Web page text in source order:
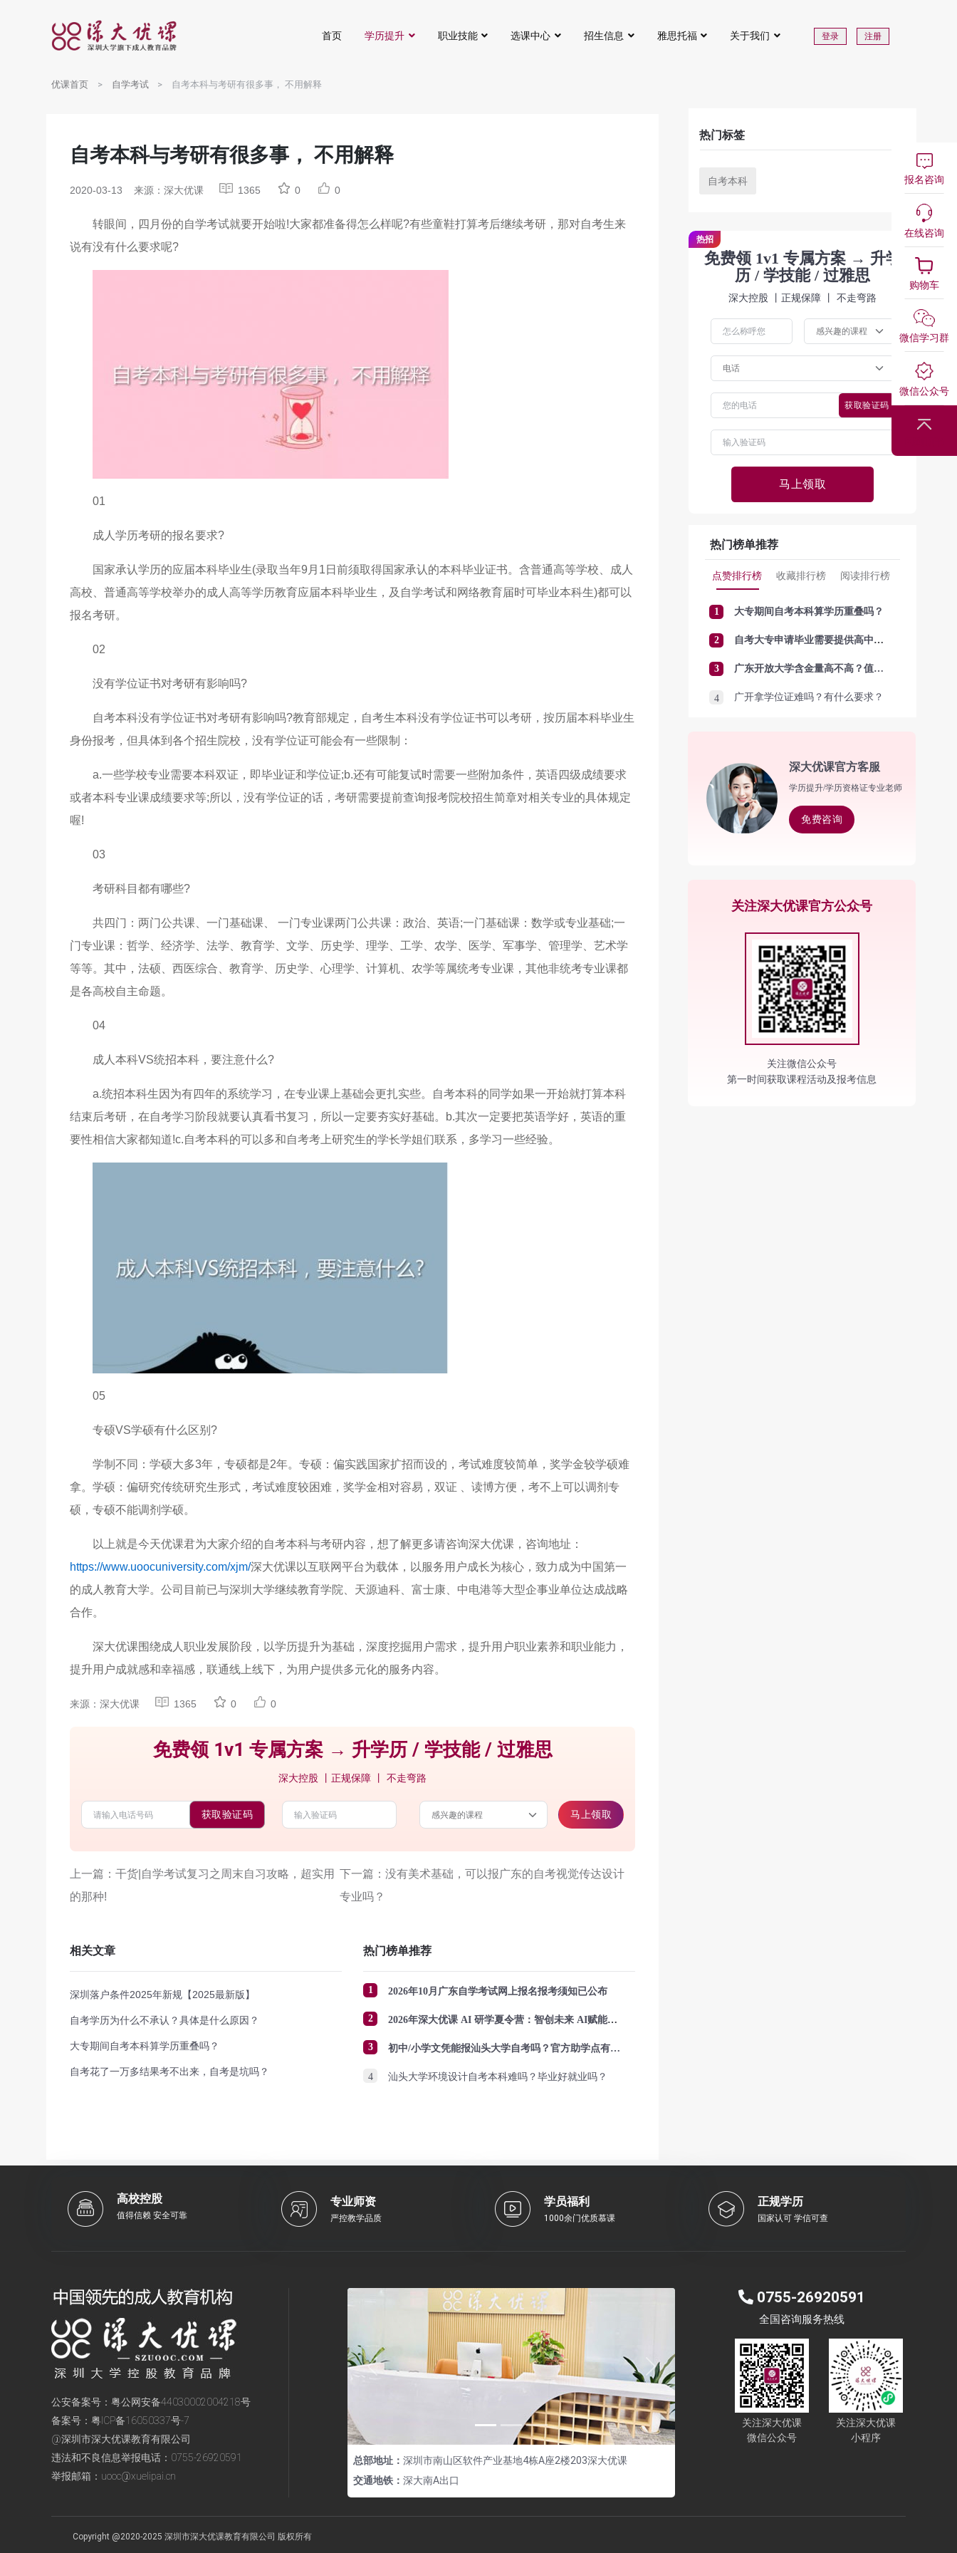
首页 学历提升 职业技能 选课中心 招生信息 雅思托福 关于我们 登录 注册
优课首页 自学考试 自考本科与考研有很多事， 不用解释
自考本科与考研有很多事， 不用解释
2020-03-13 来源：深大优课 1365 0 0
转眼间，四月份的自学考试就要开始啦!大家都准备得怎么样呢?有些童鞋打算考后继续考研，那对自考生来
说有没有什么要求呢?
01
成人学历考研的报名要求?
国家承认学历的应届本科毕业生(录取当年9月1日前须取得国家承认的本科毕业证书。含普通高等学校、成人
高校、普通高等学校举办的成人高等学历教育应届本科毕业生，及自学考试和网络教育届时可毕业本科生)都可以
报名考研。
02
没有学位证书对考研有影响吗?
自考本科没有学位证书对考研有影响吗?教育部规定，自考生本科没有学位证书可以考研，按历届本科毕业生
身份报考，但具体到各个招生院校，没有学位证可能会有一些限制：
a.一些学校专业需要本科双证，即毕业证和学位证;b.还有可能复试时需要一些附加条件，英语四级成绩要求
或者本科专业课成绩要求等;所以，没有学位证的话，考研需要提前查询报考院校招生简章对相关专业的具体规定
喔!
03
考研科目都有哪些?
共四门：两门公共课、一门基础课、 一门专业课两门公共课：政治、英语;一门基础课：数学或专业基础;一
门专业课：哲学、经济学、法学、教育学、文学、历史学、理学、工学、农学、医学、军事学、管理学、艺术学
等等。其中，法硕、西医综合、教育学、历史学、心理学、计算机、农学等属统考专业课，其他非统考专业课都
是各高校自主命题。
04
成人本科VS统招本科，要注意什么?
a.统招本科生因为有四年的系统学习，在专业课上基础会更扎实些。自考本科的同学如果一开始就打算本科
结束后考研，在自考学习阶段就要认真看书复习，所以一定要夯实好基础。b.其次一定要把英语学好，英语的重
要性相信大家都知道!c.自考本科的可以多和自考考上研究生的学长学姐们联系，多学习一些经验。
05
专硕VS学硕有什么区别?
学制不同：学硕大多3年，专硕都是2年。专硕：偏实践国家扩招而设的，考试难度较简单，奖学金较学硕难
拿。学硕：偏研究传统研究生形式，考试难度较困难，奖学金相对容易，双证 、读博方便，考不上可以调剂专
硕，专硕不能调剂学硕。
以上就是今天优课君为大家介绍的自考本科与考研内容，想了解更多请咨询深大优课，咨询地址：
https://www.uoocuniversity.com/xjm/深大优课以互联网平台为载体，以服务用户成长为核心，致力成为中国第一
的成人教育大学。公司目前已与深圳大学继续教育学院、天源迪科、富士康、中电港等大型企事业单位达成战略
合作。
深大优课围绕成人职业发展阶段，以学历提升为基础，深度挖掘用户需求，提升用户职业素养和职业能力，
提升用户成就感和幸福感，联通线上线下，为用户提供多元化的服务内容。
来源：深大优课 1365 0 0
免费领 1v1 专属方案 → 升学历 / 学技能 / 过雅思
深大控股 丨正规保障 丨 不走弯路
获取验证码 马上领取
上一篇：干货|自学考试复习之周末自习攻略，超实用
的那种!
下一篇：没有美术基础，可以报广东的自考视觉传达设计
专业吗？
相关文章
深圳落户条件2025年新规【2025最新版】
自考学历为什么不承认？具体是什么原因？
大专期间自考本科算学历重叠吗？
自考花了一万多结果考不出来，自考是坑吗？
热门榜单推荐
1 2026年10月广东自学考试网上报名报考须知已公布
2 2026年深大优课 AI 研学夏令营：智创未来 AI赋能成长
3 初中/小学文凭能报汕头大学自考吗？官方助学点有哪些？怎么报名？
4 汕头大学环境设计自考本科难吗？毕业好就业吗？
热门标签
自考本科
免费领 1v1 专属方案 → 升学
历 / 学技能 / 过雅思
深大控股 丨正规保障 丨 不走弯路
热招
获取验证码
马上领取
热门榜单推荐
点赞排行榜 收藏排行榜 阅读排行榜
1 大专期间自考本科算学历重叠吗？
2 自考大专申请毕业需要提供高中毕业证吗？
3 广东开放大学含金量高不高？值得报考吗？
4 广开拿学位证难吗？有什么要求？
深大优课官方客服
学历提升/学历资格证专业老师
免费咨询
关注深大优课官方公众号
关注微信公众号
第一时间获取课程活动及报考信息
高校控股
值得信赖 安全可靠
专业师资
严控教学品质
学员福利
1000余门优质慕课
正规学历
国家认可 学信可查
公安备案号： 粤公网安备44030002004218号
备案号： 粤ICP备16050337号-7
@深圳市深大优课教育有限公司
违法和不良信息举报电话： 0755-26920591
举报邮箱： uooc@xuelipai.cn
Previous Next
总部地址： 深圳市南山区软件产业基地4栋A座2楼203深大优课
交通地铁： 深大南A出口
0755-26920591
全国咨询服务热线
关注深大优课
微信公众号
关注深大优课
小程序
Copyright @2020-2025 深圳市深大优课教育有限公司 版权所有
报名咨询
在线咨询
购物车
微信学习群
微信公众号